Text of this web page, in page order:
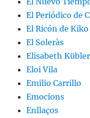
El Periódico de
El Ricón de Kiko
El Soleràs
Elisabeth
Eloi Vila
Emilio Carrillo
Emocions
Enllaços